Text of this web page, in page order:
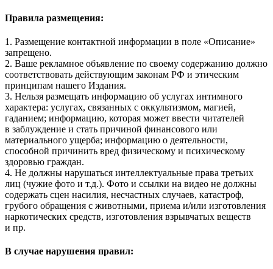
Правила размещения:
1. Размещение контактной информации в поле «Описание»
запрещено.
2. Ваше рекламное объявление по своему содержанию должно
соответствовать действующим законам РФ и этическим
принципам нашего Издания.
3. Нельзя размещать информацию об услугах интимного
характера: услугах, связанных с оккультизмом, магией,
гаданием; информацию, которая может ввести читателей
в заблуждение и стать причиной финансового или
материального ущерба; информацию о деятельности,
способной причинить вред физическому и психическому
здоровью граждан.
4. Не должны нарушаться интеллектуальные права третьих
лиц (чужие фото и т.д.). Фото и ссылки на видео не должны
содержать сцен насилия, несчастных случаев, катастроф,
грубого обращения с животными, приема и/или изготовления
наркотических средств, изготовления взрывчатых веществ
и пр.
В случае нарушения правил: